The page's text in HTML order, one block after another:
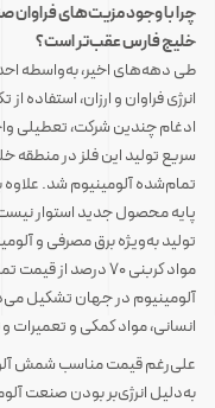
چرا با وجود مزیت‌های فراوان
خلیج فارس عقب‌تر است؟
طی دهه‌های اخیر، به‌واسطه
انرژی فراوان و ارزان،
ادغام چندین شرکت، تعطیلی
سریع تولید این فلز در
تمام‌شده آلومینیوم شد. علاوه
پایه محصول جدید استوار
تولید به‌ویژه برق مصرفی و
مواد کربنی ۷۰ درصد
آلومینیوم در جهان تشکیل
انسانی، مواد کمکی و
به‌دلیل انرژی‌بر بودن صنعت